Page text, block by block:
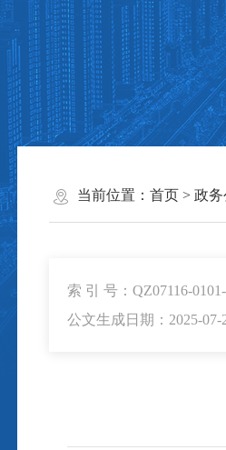
当前位置： 首页> 政
索 引 号：QZ07116-
公文生成日期：2025-07-